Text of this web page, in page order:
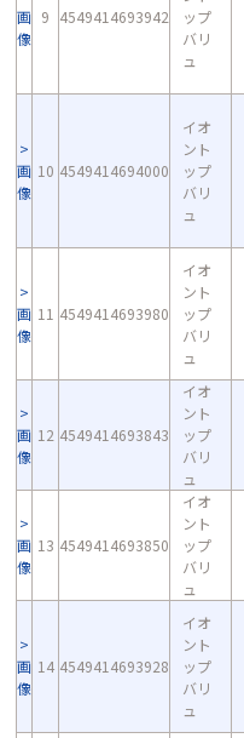
画
像
9 4549414693942
ップ
バリ
ュ
画
像
10 4549414694000
イオ
ント
ップ
バリ
ュ
画
像
11 4549414693980
イオ
ント
ップ
バリ
ュ
画
像
12 4549414693843
イオ
ント
ップ
バリ
ュ
画
像
13 4549414693850
イオ
ント
ップ
バリ
ュ
画
像
14 4549414693928
イオ
ント
ップ
バリ
ュ